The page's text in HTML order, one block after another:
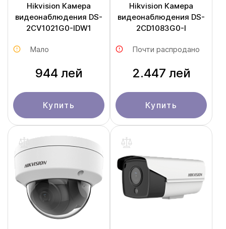
Hikvision Камера
видеонаблюдения DS-
2CV1021G0-IDW1
Мало
944 лей
Купить
Hikvision Камера
видеонаблюдения DS-
2CD1083G0-I
Почти распродано
2.447 лей
Купить